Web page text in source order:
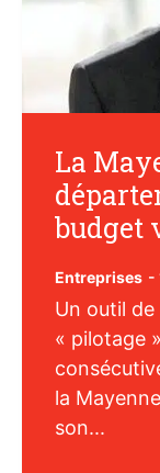
La
budget
Entreprises -
Un outil
« pilotage
la
son...